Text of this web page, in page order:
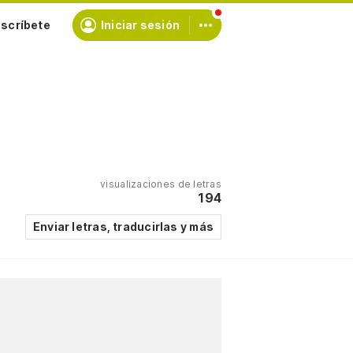
Iniciar sesión
visualizaciones de letras
194
Enviar letras, traducirlas y más